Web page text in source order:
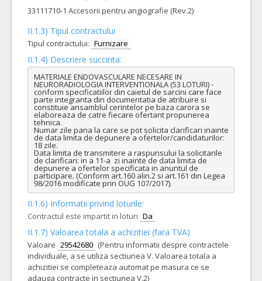
33111710-1 Accesorii pentru angiografie (Rev.2)
II.1.3) Tipul contractului
Tipul contractului: Furnizare
II.1.4) Descriere succinta:
MATERIALE ENDOVASCULARE NECESARE IN
NEURORADIOLOGIA INTERVENTIONALA (53 LOTURI) -
conform specificatiilor din caietul de sarcini care face
parte integranta din documentatia de atribuire si
constituie ansamblul cerintelor pe baza carora se
elaboreaza de catre fiecare ofertant propunerea
tehnica.
Numar zile pana la care se pot solicita clarificari inainte
de data limita de depunere a ofertelor/candidaturilor:
18 zile.
Data limita de transmitere a raspunsului la solicitarile
de clarificari: in a 11-a  zi inainte de data limita de
depunere a ofertelor specificata in anuntul de
participare. (Conform art.160 alin.2 si art.161 din Legea
98/2016 modificate prin OUG 107/2017).
II.1.6) Informatii privind loturile:
Contractul este impartit in loturi Da
II.1.7) Valoarea totala a achizitiei (fara TVA)
Valoare 29542680 (Pentru informatii despre contractele
individuale, a se utiliza sectiunea V. Valoarea totala a
achizitiei se completeaza automat pe masura ce se
adauga contracte in sectiunea V.2)